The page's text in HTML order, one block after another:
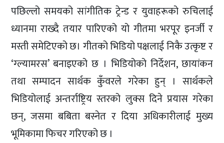
पछिल्लो समयको सांगीतिक ट्रेन्ड र युवाहरूको रुचिलाई
ध्यानमा राख्दै तयार पारिएको यो गीतमा भरपूर इनर्जी र
मस्ती समेटिएको छ। गीतको भिडियो पक्षलाई निकै उत्कृष्ट र
‘ग्ल्यामरस’ बनाइएको छ । भिडियोको निर्देशन, छायांकन
तथा सम्पादन सार्थक कुँवरले गरेका हुन् । सार्थकले
भिडियोलाई अन्तर्राष्ट्रिय स्तरको लुक्स दिने प्रयास गरेका
छन्, जसमा बबिता बस्नेत र दिया अधिकारीलाई मुख्य
भूमिकामा फिचर गरिएको छ ।